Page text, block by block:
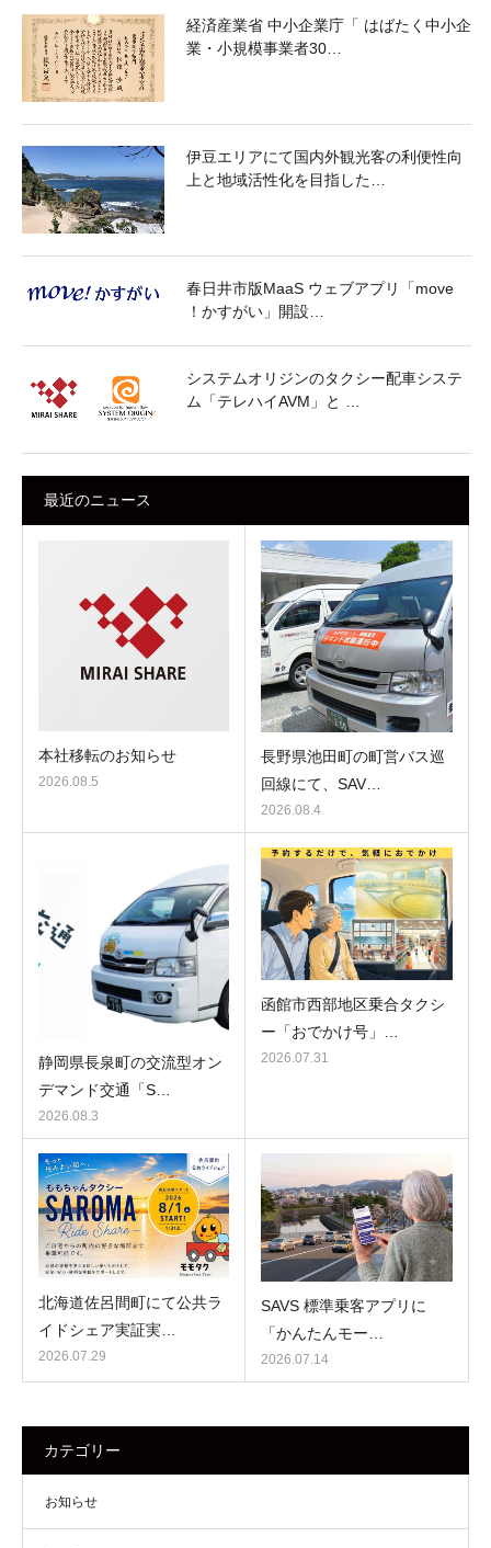
経済産業省 中小企業庁「 はばたく中小企
業・小規模事業者30…
伊豆エリアにて国内外観光客の利便性向
上と地域活性化を目指した…
春日井市版MaaS ウェブアプリ「move
！かすがい」開設…
システムオリジンのタクシー配車システ
ム「テレハイAVM」と …
最近のニュース
本社移転のお知らせ
2026.08.5
長野県池田町の町営バス巡
回線にて、SAV…
2026.08.4
静岡県長泉町の交流型オン
デマンド交通「S…
2026.08.3
函館市西部地区乗合タクシ
ー「おでかけ号」…
2026.07.31
北海道佐呂間町にて公共ラ
イドシェア実証実…
2026.07.29
SAVS 標準乗客アプリに
「かんたんモー…
2026.07.14
カテゴリー
お知らせ